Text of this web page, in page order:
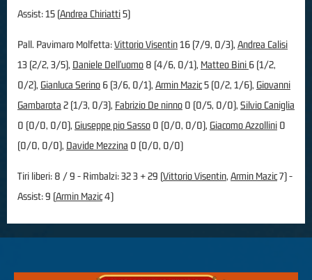
Assist: 15 (Andrea Chiriatti5)
Pall. Pavimaro Molfetta:Vittorio Visentin16 (7/9, 0/3), Andrea Calisi
13 (2/2, 3/5), Daniele Dell'uomo 8 (4/6, 0/1), Matteo Bini 6 (1/2,
0/2), Gianluca Serino 6 (3/6, 0/1), Armin Mazic5 (0/2, 1/6), Giovanni
Gambarota 2 (1/3, 0/3), Fabrizio De ninno 0 (0/5, 0/0), Silvio Caniglia
0 (0/0, 0/0), Giuseppe pio Sasso 0 (0/0, 0/0), Giacomo Azzollini 0
(0/0, 0/0), Davide Mezzina 0 (0/0, 0/0)
Tiri liberi: 8 / 9 - Rimbalzi: 32 3 + 29 (Vittorio Visentin, Armin Mazic7) -
Assist: 9 (Armin Mazic4)